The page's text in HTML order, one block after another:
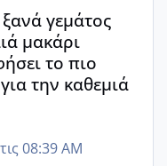
γεμάτος
μακάρι
το πιο
την καθεμιά
08:39 AM